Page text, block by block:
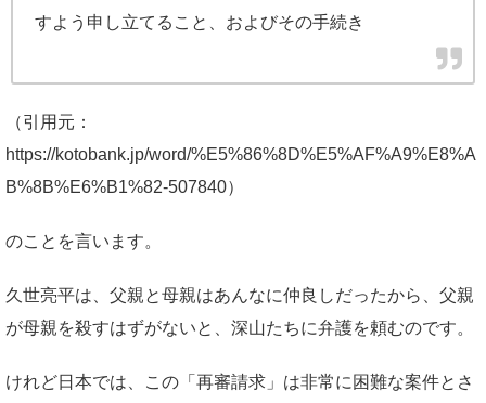
すよう申し立てること、およびその手続き
（引用元：
https://kotobank.jp/word/%E5%86%8D%E5%AF%A9%E8%A
B%8B%E6%B1%82-507840）
のことを言います。
久世亮平は、父親と母親はあんなに仲良しだったから、父親
が母親を殺すはずがないと、深山たちに弁護を頼むのです。
けれど日本では、この「再審請求」は非常に困難な案件とさ